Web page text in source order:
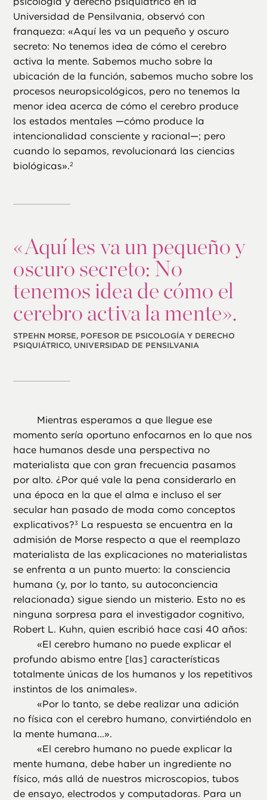
Universidad de Pensilvania, observó con
franqueza: «Aquí les va un pequeño y oscuro
secreto: No tenemos idea de cómo el cerebro
activa la mente. Sabemos mucho sobre la
ubicación de la función, sabemos mucho sobre los
procesos neuropsicológicos, pero no tenemos la
menor idea acerca de cómo el cerebro produce
los estados mentales —cómo produce la
intencionalidad consciente y racional—; pero
cuando lo sepamos, revolucionará las ciencias
biológicas».2
«Aquí les va un pequeño y
oscuro secreto: No
tenemos idea de cómo el
cerebro activa la mente».
STPEHN MORSE, POFESOR DE PSICOLOGÍA Y DERECHO
PSIQUIÁTRICO, UNIVERSIDAD DE PENSILVANIA
Mientras esperamos a que llegue ese
momento sería oportuno enfocarnos en lo que nos
hace humanos desde una perspectiva no
materialista que con gran frecuencia pasamos
por alto. ¿Por qué vale la pena considerarlo en
una época en la que el alma e incluso el ser
secular han pasado de moda como conceptos
explicativos?3
La respuesta se encuentra en la
admisión de Morse respecto a que el reemplazo
materialista de las explicaciones no materialistas
se enfrenta a un punto muerto: la consciencia
humana (y, por lo tanto, su autoconciencia
relacionada) sigue siendo un misterio. Esto no es
ninguna sorpresa para el investigador cognitivo,
Robert L. Kuhn, quien escribió hace casi 40 años:
«El cerebro humano no puede explicar el
profundo abismo entre [las] características
totalmente únicas de los humanos y los repetitivos
instintos de los animales».
«Por lo tanto, se debe realizar una adición
no física con el cerebro humano, convirtiéndolo en
la mente humana...».
«El cerebro humano no puede explicar la
mente humana, debe haber un ingrediente no
físico, más allá de nuestros microscopios, tubos
de ensayo, electrodos y computadoras. Para un